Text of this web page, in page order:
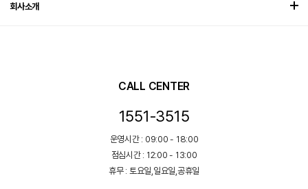
회사소개
CALL CENTER
1551-3515
운영시간 : 09:00 - 18:00
점심시간 : 12:00 - 13:00
휴무 : 토요일,일요일,공휴일